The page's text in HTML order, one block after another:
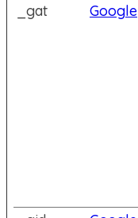
_gat Google